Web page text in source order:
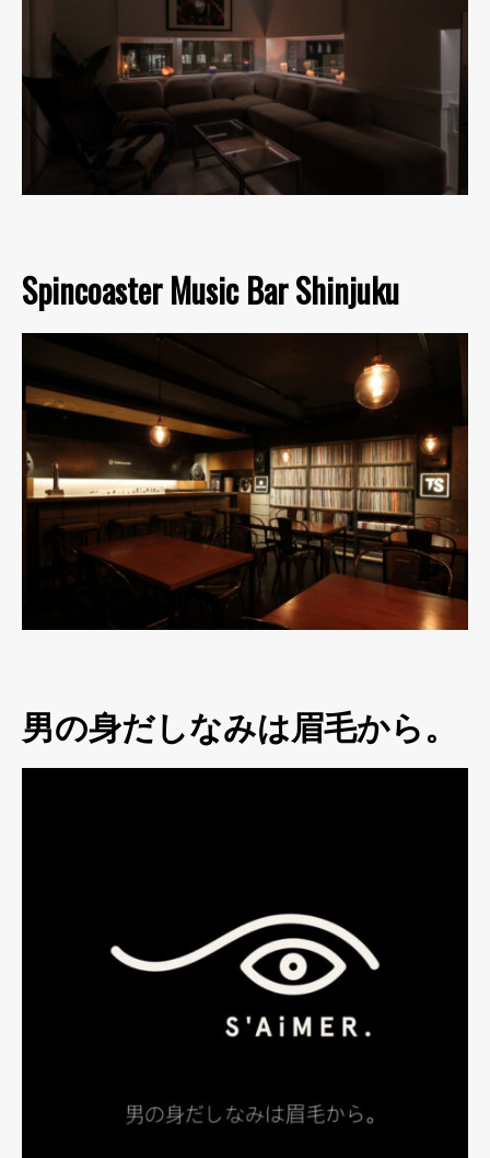
Spincoaster Music Bar Shinjuku
男の身だしなみは眉毛から。